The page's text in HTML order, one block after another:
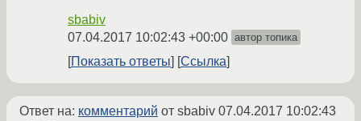
sbabiv
07.04.2017 10:02:43 +00:00 автор топика
Показать ответы Ссылка
Ответ на: комментарий от sbabiv 07.04.2017 10:02:43